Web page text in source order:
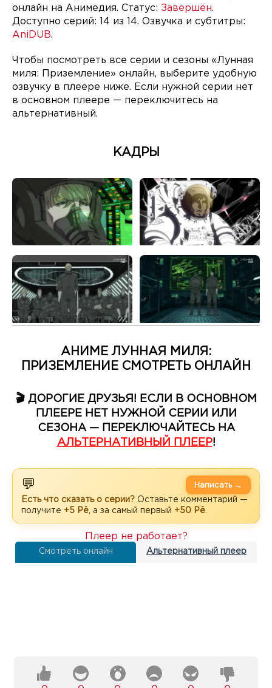
онлайн на Анимедия. Статус: Завершён.
Доступно серий: 14 из 14. Озвучка и субтитры:
AniDUB.
Чтобы посмотреть все серии и сезоны «Лунная
миля: Приземление» онлайн, выберите удобную
озвучку в плеере ниже. Если нужной серии нет
в основном плеере — переключитесь на
альтернативный.
КАДРЫ
АНИМЕ ЛУННАЯ МИЛЯ:
ПРИЗЕМЛЕНИЕ СМОТРЕТЬ ОНЛАЙН
🎬 ДОРОГИЕ ДРУЗЬЯ! ЕСЛИ В ОСНОВНОМ
ПЛЕЕРЕ НЕТ НУЖНОЙ СЕРИИ ИЛИ
СЕЗОНА — ПЕРЕКЛЮЧАЙТЕСЬ НА
АЛЬТЕРНАТИВНЫЙ ПЛЕЕР!
💬
Есть что сказать о серии? Оставьте комментарий —
получите +5 Рё , а за самый первый +50 Рё
Написать →
Смотреть онлайн Альтернативный плеер
Плеер не работает?